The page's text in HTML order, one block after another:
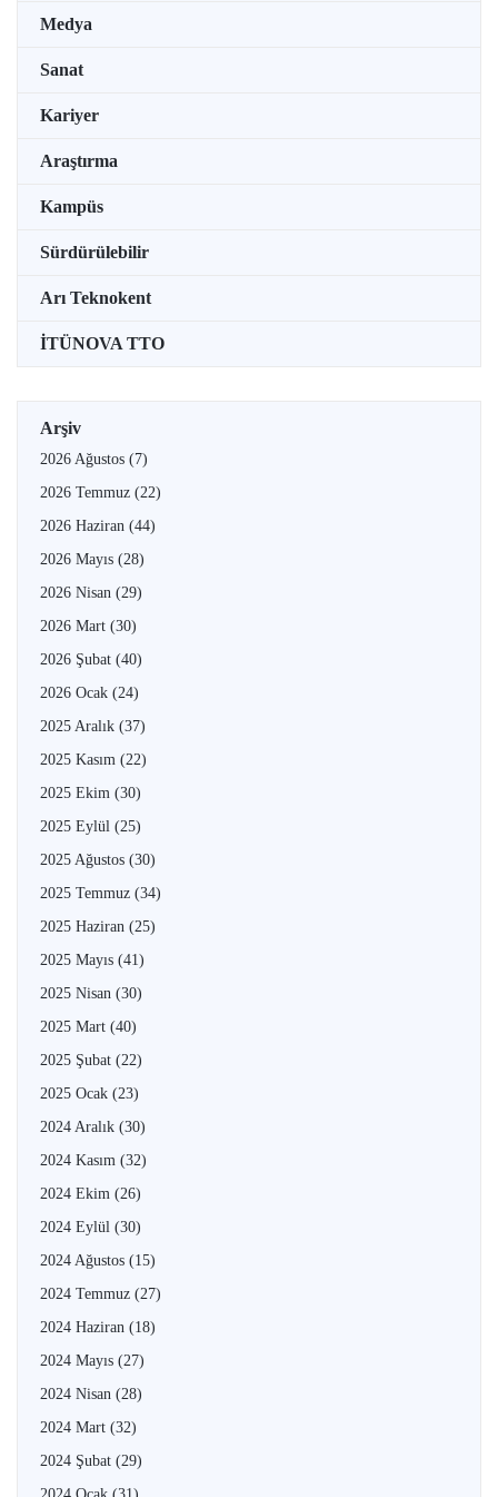
Medya
Sanat
Kariyer
Araştırma
Kampüs
Sürdürülebilir
Arı Teknokent
İTÜNOVA TTO
Arşiv
2026 Ağustos (7)
2026 Temmuz (22)
2026 Haziran (44)
2026 Mayıs (28)
2026 Nisan (29)
2026 Mart (30)
2026 Şubat (40)
2026 Ocak (24)
2025 Aralık (37)
2025 Kasım (22)
2025 Ekim (30)
2025 Eylül (25)
2025 Ağustos (30)
2025 Temmuz (34)
2025 Haziran (25)
2025 Mayıs (41)
2025 Nisan (30)
2025 Mart (40)
2025 Şubat (22)
2025 Ocak (23)
2024 Aralık (30)
2024 Kasım (32)
2024 Ekim (26)
2024 Eylül (30)
2024 Ağustos (15)
2024 Temmuz (27)
2024 Haziran (18)
2024 Mayıs (27)
2024 Nisan (28)
2024 Mart (32)
2024 Şubat (29)